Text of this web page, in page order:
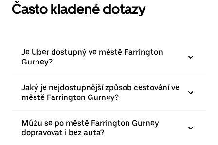
Často kladené dotazy
Je Uber dostupný ve městě Farrington
Gurney?
Jaký je nejdostupnější způsob cestování ve
městě Farrington Gurney?
Můžu se po městě Farrington Gurney
dopravovat i bez auta?